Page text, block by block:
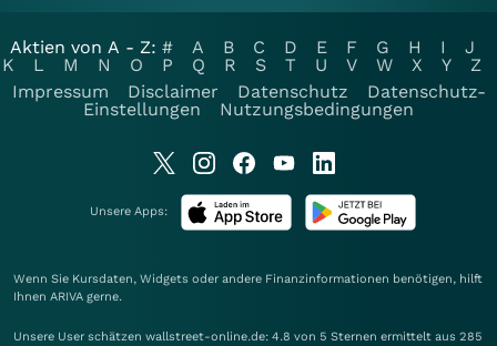
Aktien von A - Z: # A B C D E F G H I
J
K
L M N O P Q R S T U V W X Y
Z
Impressum
Disclaimer Datenschutz
Datenschutz-
Einstellungen
Nutzungsbedingungen
Unsere Apps:
Wenn Sie Kursdaten, Widgets oder andere Finanzinformationen benötigen, hilft
Ihnen ARIVA gerne.
Unsere User schätzen wallstreet-online.de: 4.8 von 5 Sternen ermittelt aus 285